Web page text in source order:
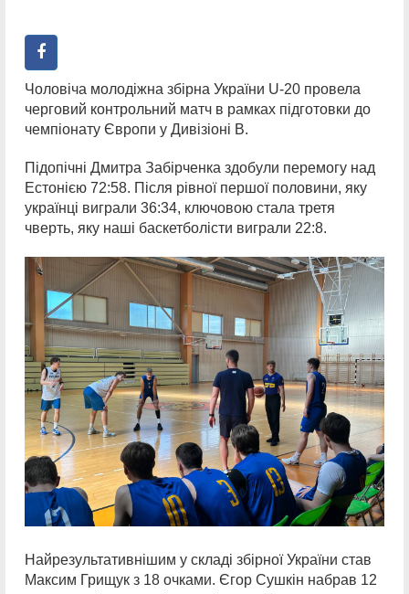
Чоловіча молодіжна збірна України U-20 провела
черговий контрольний матч в рамках підготовки до
чемпіонату Європи у Дивізіоні В.
Підопічні Дмитра Забірченка здобули перемогу над
Естонією 72:58. Після рівної першої половини, яку
українці виграли 36:34, ключовою стала третя
чверть, яку наші баскетболісти виграли 22:8.
Найрезультативнішим у складі збірної України став
Максим Грищук з 18 очками. Єгор Сушкін набрав 12